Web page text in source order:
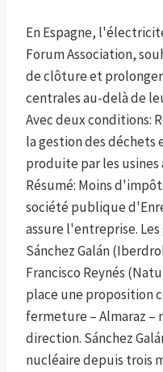
En Espagne,
Forum Association,
de clôture et
centrales au-delà de
Avec deux conditions:
la gestion des déchets
produite par les usines
Résumé: Moins
société publique
assure l'entreprise.
Sánchez Galán
Francisco Reynés
place une proposition
fermeture – Almaraz –
direction. Sánchez
nucléaire depuis trois